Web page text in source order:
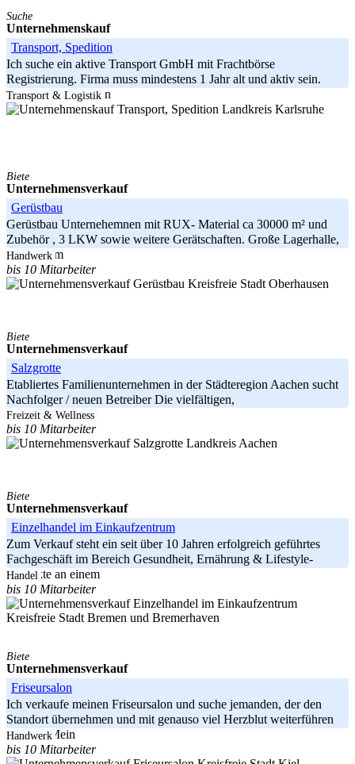
Suche
Unternehmenskauf
Transport, Spedition
Ich suche ein aktive Transport GmbH mit Frachtbörse
Registrierung. Firma muss mindestens 1 Jahr alt und aktiv sein.
Registrierung auf ein
Transport & Logistik
Landkreis Karlsruhe
Biete
Unternehmensverkauf
Gerüstbau
Gerüstbau Unternehemnen mit RUX- Material ca 30000 m² und
Zubehör , 3 LKW sowie weitere Gerätschaften. Große Lagerhalle,
Material im
Handwerk
bis 10 Mitarbeiter
Kreisfreie Stadt Oberhausen
Biete
Unternehmensverkauf
Salzgrotte
Etabliertes Familienunternehmen in der Städteregion Aachen sucht
Nachfolger / neuen Betreiber Die vielfältigen,
Freizeit & Wellness
bis 10 Mitarbeiter
Landkreis Aachen
Biete
Unternehmensverkauf
Einzelhandel im Einkaufzentrum
Zum Verkauf steht ein seit über 10 Jahren erfolgreich geführtes
Fachgeschäft im Bereich Gesundheit, Ernährung & Lifestyle-
Produkte an einem
Handel
bis 10 Mitarbeiter
Kreisfreie Stadt Bremen und Bremerhaven
Biete
Unternehmensverkauf
Friseursalon
Ich verkaufe meinen Friseursalon und suche jemanden, der den
Standort übernehmen und mit genauso viel Herzblut weiterführen
möchte. Mein
Handwerk
bis 10 Mitarbeiter